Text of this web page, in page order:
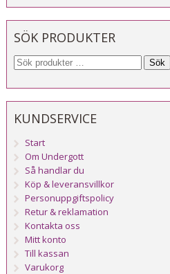
SÖK PRODUKTER
Sök
KUNDSERVICE
Start
Om Undergott
Så handlar du
Köp & leveransvillkor
Personuppgiftspolicy
Retur & reklamation
Kontakta oss
Mitt konto
Till kassan
Varukorg